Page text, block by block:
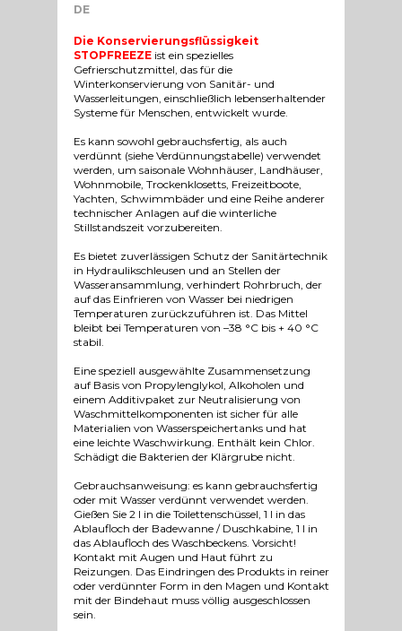
Die Konservierungsflüssigkeit
STOPFREEZE ist ein spezielles
Gefrierschutzmittel, das für die
Winterkonservierung von Sanitär- und
Wasserleitungen, einschließlich lebenserhaltender
Systeme für Menschen, entwickelt wurde.
Es kann sowohl gebrauchsfertig, als auch
verdünnt (siehe Verdünnungstabelle) verwendet
werden, um saisonale Wohnhäuser, Landhäuser,
Wohnmobile, Trockenklosetts, Freizeitboote,
Yachten, Schwimmbäder und eine Reihe anderer
technischer Anlagen auf die winterliche
Stillstandszeit vorzubereiten.
Es bietet zuverlässigen Schutz der Sanitärtechnik
in Hydraulikschleusen und an Stellen der
Wasseransammlung, verhindert Rohrbruch, der
auf das Einfrieren von Wasser bei niedrigen
Temperaturen zurückzuführen ist. Das Mittel
bleibt bei Temperaturen von –38 °C bis + 40 °C
stabil.
Eine speziell ausgewählte Zusammensetzung
auf Basis von Propylenglykol, Alkoholen und
einem Additivpaket zur Neutralisierung von
Waschmittelkomponenten ist sicher für alle
Materialien von Wasserspeichertanks und hat
eine leichte Waschwirkung. Enthält kein Chlor.
Schädigt die Bakterien der Klärgrube nicht.
Gebrauchsanweisung: es kann gebrauchsfertig
oder mit Wasser verdünnt verwendet werden.
Gießen Sie 2 l in die Toilettenschüssel, 1 l in das
Ablaufloch der Badewanne / Duschkabine, 1 l in
das Ablaufloch des Waschbeckens. Vorsicht!
Kontakt mit Augen und Haut führt zu
Reizungen. Das Eindringen des Produkts in reiner
oder verdünnter Form in den Magen und Kontakt
mit der Bindehaut muss völlig ausgeschlossen
sein.
DE